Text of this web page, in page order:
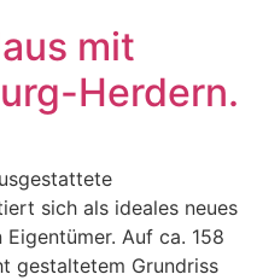
mit
Herdern.
sich als ideales neues
Auf ca. 158
gestaltetem Grundriss